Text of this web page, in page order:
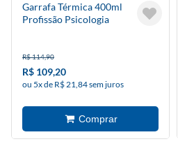
Garrafa Térmica 400ml
Profissão Psicologia
R$ 114,90
R$ 109,20
ou 5x de R$ 21,84 sem juros